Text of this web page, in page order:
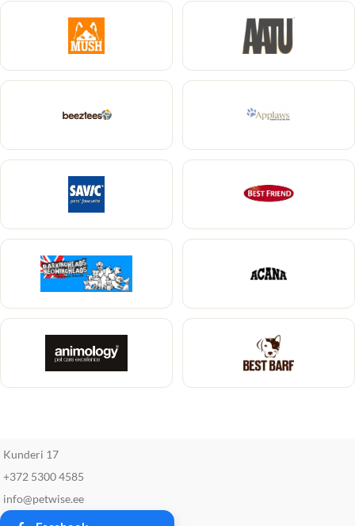
Kunderi 17
+372 5300 4585
info@petwise.ee